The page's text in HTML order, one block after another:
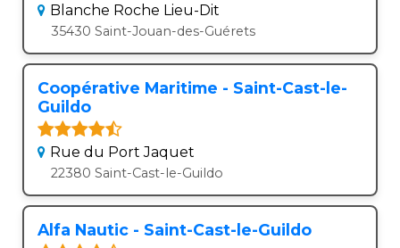
Blanche Roche Lieu-Dit
35430 Saint-Jouan-des-Guérets
Coopérative Maritime - Saint-Cast-le-
Guildo
Rue du Port Jaquet
22380 Saint-Cast-le-Guildo
Alfa Nautic - Saint-Cast-le-Guildo